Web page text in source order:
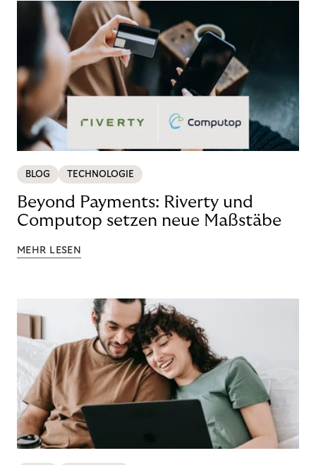
BLOG TECHNOLOGIE
Beyond Payments: Riverty und
Computop setzen neue Maßstäbe
MEHR LESEN